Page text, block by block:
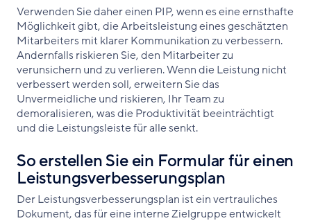
Verwenden Sie daher einen PIP, wenn es eine ernsthafte
Möglichkeit gibt, die Arbeitsleistung eines geschätzten
Mitarbeiters mit klarer Kommunikation zu verbessern.
Andernfalls riskieren Sie, den Mitarbeiter zu
verunsichern und zu verlieren. Wenn die Leistung nicht
verbessert werden soll, erweitern Sie das
Unvermeidliche und riskieren, Ihr Team zu
demoralisieren, was die Produktivität beeinträchtigt
und die Leistungsleiste für alle senkt.
So erstellen Sie ein Formular für einen
Leistungsverbesserungsplan
Der Leistungsverbesserungsplan ist ein vertrauliches
Dokument, das für eine interne Zielgruppe entwickelt